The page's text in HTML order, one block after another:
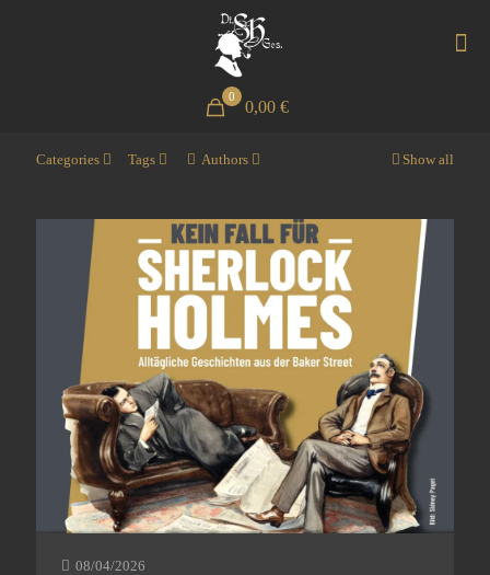
0
0,00 €
Categories Tags Authors Show all
08/04/2026